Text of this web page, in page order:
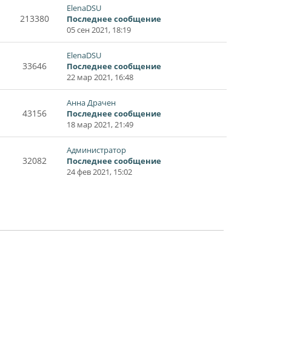
213380
ElenaDSU
Последнее сообщение
05 сен 2021, 18:19
33646
ElenaDSU
Последнее сообщение
22 мар 2021, 16:48
43156
Анна Драчен
Последнее сообщение
18 мар 2021, 21:49
32082
Администратор
Последнее сообщение
24 фев 2021, 15:02